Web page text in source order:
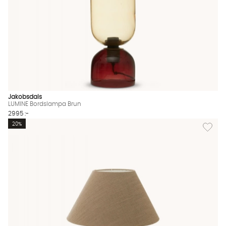
Jakobsdals
LUMINE Bordslampa Brun
2995 :-
Lägg
20%